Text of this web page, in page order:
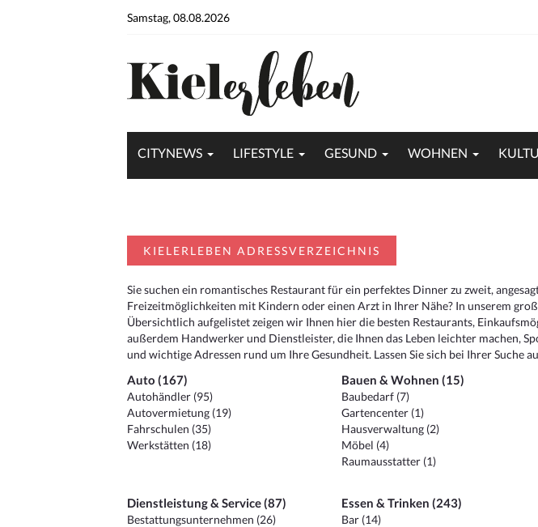
Samstag, 08.08.2026
CITYNEWS LIFESTYLE GESUND WOHNEN
KIELERLEBEN ADRESSVERZEICHNIS
Sie suchen ein romantisches Restaurant für ein perfektes Dinner zu zweit,
Freizeitmöglichkeiten mit Kindern oder einen Arzt in Ihrer Nähe? In unserem
Übersichtlich aufgelistet zeigen wir Ihnen hier die besten Restaurants,
außerdem Handwerker und Dienstleister, die Ihnen das Leben leichter machen,
und wichtige Adressen rund um Ihre Gesundheit. Lassen Sie sich bei Ihrer
Auto (167)
Autohändler (95)
Autovermietung (19)
Fahrschulen (35)
Werkstätten (18)
Bauen & Wohnen (15)
Baubedarf (7)
Gartencenter (1)
Hausverwaltung (2)
Möbel (4)
Raumausstatter (1)
Dienstleistung & Service (87)
Bestattungsunternehmen (26)
Essen & Trinken (243)
Bar (14)